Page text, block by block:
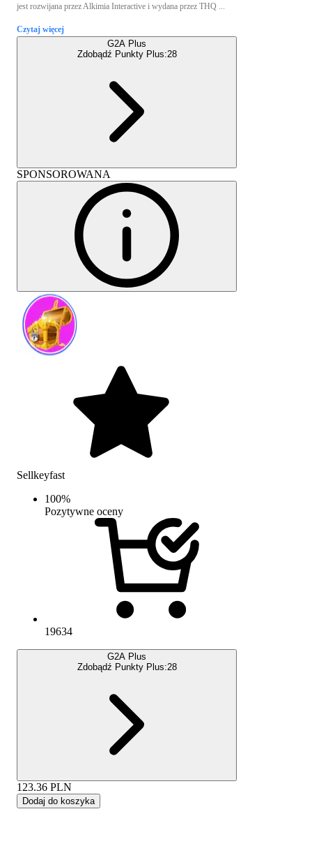
jest rozwijana przez Alkimia Interactive i wydana przez THQ ...
Czytaj więcej
G2A Plus
Zdobądź Punkty Plus:28
SPONSOROWANA
Sellkeyfast
100%
Pozytywne oceny
19634
G2A Plus
Zdobądź Punkty Plus:28
123.36 PLN
Dodaj do koszyka